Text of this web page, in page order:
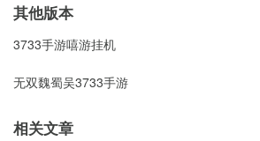
刺客天下3733平台特色
· 游戏副本活动玩法丰富，战斗体验爽快流畅。
游戏福利
其他版本
3733手游嘻游挂机
无双魏蜀吴3733手游
相关文章